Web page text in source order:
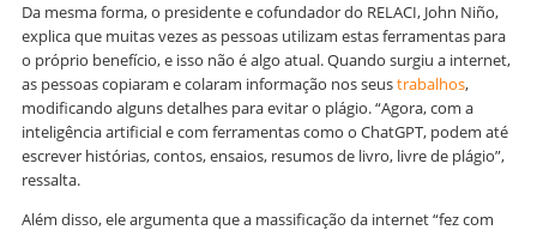
Da mesma forma, o presidente e cofundador do RELACI, John Niño,
explica que muitas vezes as pessoas utilizam estas ferramentas para
o próprio benefício, e isso não é algo atual. Quando surgiu a internet,
as pessoas copiaram e colaram informação nos seustrabalhos,
modificando alguns detalhes para evitar o plágio. “Agora, com a
inteligência artificial e com ferramentas como o ChatGPT, podem até
escrever histórias, contos, ensaios, resumos de livro, livre de plágio”,
ressalta.
Além disso, ele argumenta que a massificação da internet “fez com